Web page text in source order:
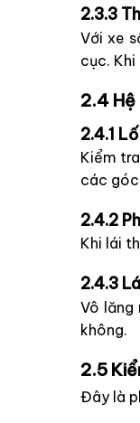
2.3.3
Với xe
cục.
2.4
2.4.1
Kiểm
các góc
2.4.2
Khi lái
2.4.3
Vô lăng
không.
2.5
Đây là